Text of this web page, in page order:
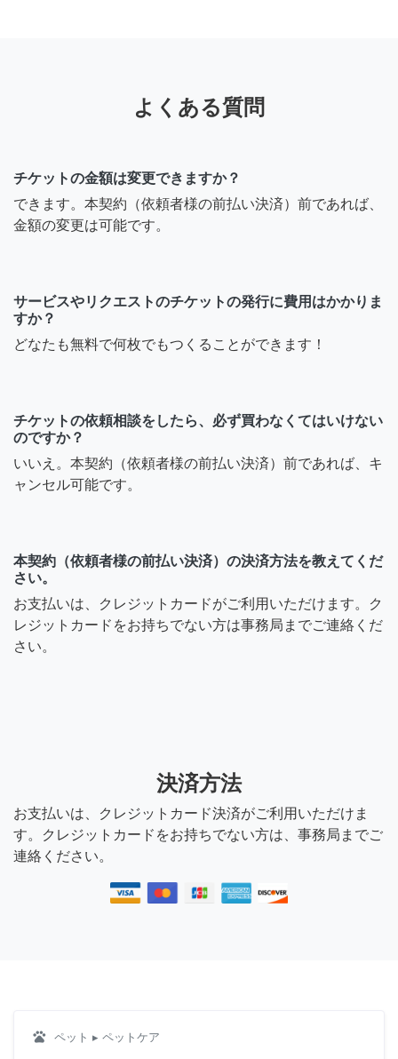
よくある質問
チケットの金額は変更できますか？
できます。本契約（依頼者様の前払い決済）前であれば、
金額の変更は可能です。
サービスやリクエストのチケットの発行に費用はかかりま
すか？
どなたも無料で何枚でもつくることができます！
チケットの依頼相談をしたら、必ず買わなくてはいけない
のですか？
いいえ。本契約（依頼者様の前払い決済）前であれば、キ
ャンセル可能です。
本契約（依頼者様の前払い決済）の決済方法を教えてくだ
さい。
お支払いは、クレジットカードがご利用いただけます。ク
レジットカードをお持ちでない方は事務局までご連絡くだ
さい。
決済方法
お支払いは、クレジットカード決済がご利用いただけま
す。クレジットカードをお持ちでない方は、事務局までご
連絡ください。
pets ペット ▸ ペットケア